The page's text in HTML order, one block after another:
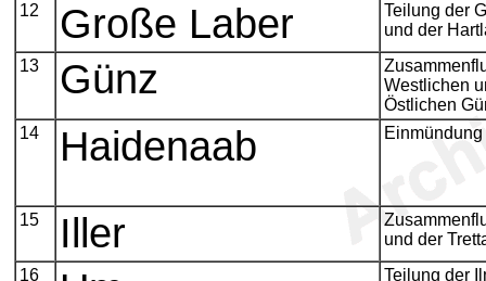
12 Große Laber
Teilung der
und der
13
Günz
Westlichen
Östlichen
14
Haidenaab
15 Iller
und der
16
Teilung der